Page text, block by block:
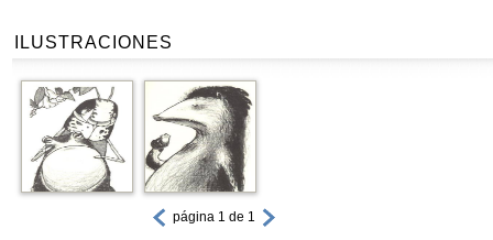
ILUSTRACIONES
página 1 de 1